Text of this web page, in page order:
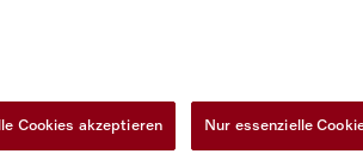
Dienste Widerrufsformular Cookie-
Cookies akzeptieren Nur essenzielle